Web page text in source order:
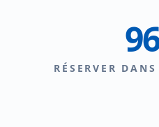
RÉSERVER